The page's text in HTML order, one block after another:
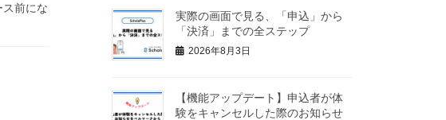
前にな
実際の画面で見る、「申込」から
「決済」までの全ステップ
2026年8月3日
【機能アップデート】申込者が体
験をキャンセルした際のお知らせ